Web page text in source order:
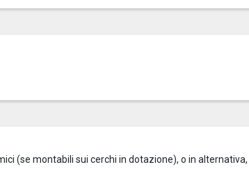
(se montabili sui cerchi in dotazione), o in